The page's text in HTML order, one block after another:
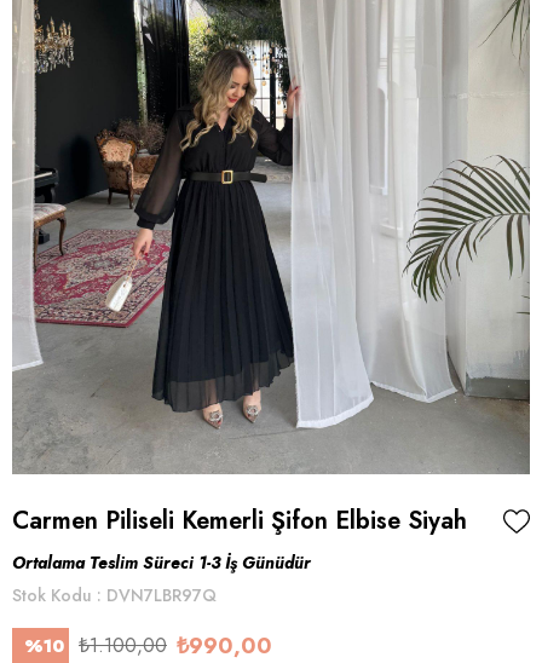
Carmen Piliseli Kemerli Şifon Elbise Siyah
Ortalama Teslim Süreci 1-3 İş Günüdür
Stok Kodu
DVN7LBR97Q
%10
₺1.100,00 ₺990,00